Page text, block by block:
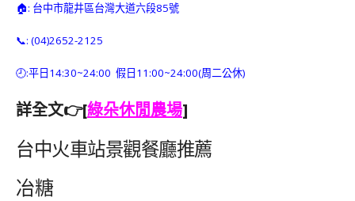
🏠: 台中市龍井區台灣大道六段85號
📞: (04)2652-2125
🕘:平日14:30~24:00 假日11:00~24:00(周二公休)
詳全文👉[綠朵休閒農場]
台中火車站景觀餐廳推薦
冶糖